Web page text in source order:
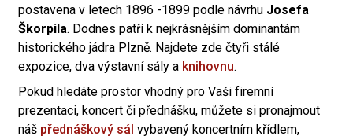
postavena v letech 1896 -1899 podle návrhu Josefa
Škorpila. Dodnes patří k nejkrásnějším dominantám
historického jádra Plzně. Najdete zde čtyři stálé
expozice, dva výstavní sály a knihovnu.
Pokud hledáte prostor vhodný pro Vaši firemní
prezentaci, koncert či přednášku, můžete si pronajmout
náš přednáškový sál vybavený koncertním křídlem,